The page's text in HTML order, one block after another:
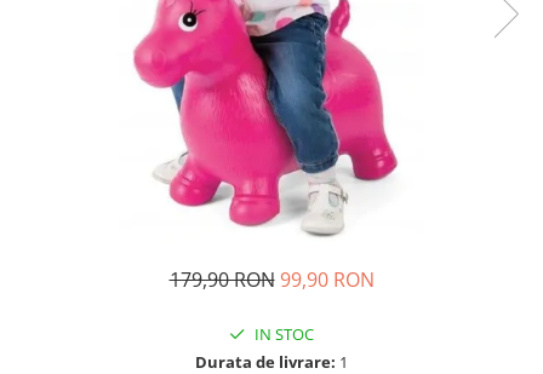
Librarie online
Manuale si auxiliare scolare
Birotica & Papetarie
Aspiratoare nazale si accesorii
179,90 RON 99,90 RON
IN STOC
Durata de livrare: 1